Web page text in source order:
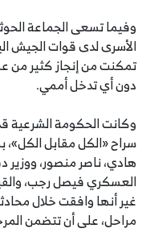
وفيما تسعى الجماعة
الأسرى لدى قوات الجيش
تمكنت من إنجاز كثير من
دون أي تدخل أممي.
وكانت الحكومة الشرعية
سراح «الكل مقابل
هادي، ناصر منصور، ووزير
العسكري فيصل رجب،
غير أنها وافقت خلال
مراحل، على أن تتضمن